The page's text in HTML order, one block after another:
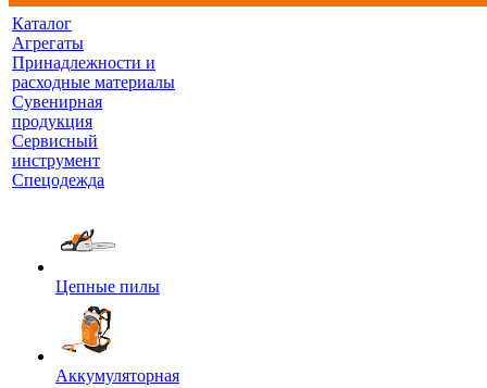
Каталог
Агрегаты
Принадлежности и
расходные материалы
Сувенирная
продукция
Сервисный
инструмент
Спецодежда
Цепные пилы
Аккумуляторная